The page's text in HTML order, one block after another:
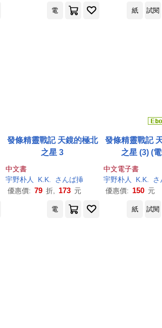
電 紙 試閱
發條精靈戰記 天鏡的極北
之星 3
中文書
宇野朴人 K.K.
さんば挿
優惠價: 79 折, 173 元
發條精靈戰記
之星 (3) (
中文電子書
宇野朴人 K.K.
さ
優惠價: 150 元
電 紙 試閱